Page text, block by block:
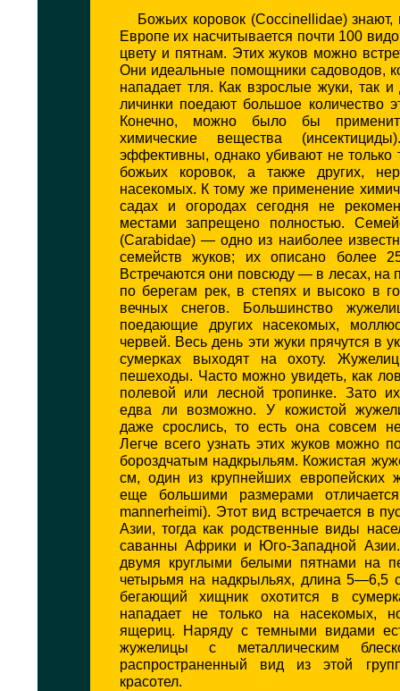
Божьих коровок (Coccinellidae)
Европе их насчитывается почти 100
цвету и пятнам. Этих жуков можно
Они идеальные помощники садоводов,
нападает тля. Как взрослые жуки, так
личинки поедают большое количество
Конечно, можно было бы
химические вещества
эффективны, однако убивают не
божьих коровок, а также других,
насекомых. К тому же применение
садах и огородах сегодня не
местами запрещено полностью.
(Carabidae) — одно из наиболее
семейств жуков; их описано более
Встречаются они повсюду — в лесах, на
по берегам рек, в степях и высоко в
вечных снегов. Большинство
поедающие других насекомых,
червей. Весь день эти жуки прячутся в
сумерках выходят на охоту.
пешеходы. Часто можно увидеть, как
полевой или лесной тропинке. Зато
едва ли возможно. У кожистой
даже срослись, то есть она совсем
Легче всего узнать этих жуков можно
бороздчатым надкрыльям. Кожистая
см, один из крупнейших европейских
еще большими размерами
mannerheimi). Этот вид встречается в
Азии, тогда как родственные виды
саванны Африки и Юго-Западной
двумя круглыми белыми пятнами на
четырьмя на надкрыльях, длина 5—6,5
бегающий хищник охотится в
нападает не только на насекомых,
ящериц. Наряду с темными видами
жужелицы с металлическим
распространенный вид из этой
красотел.